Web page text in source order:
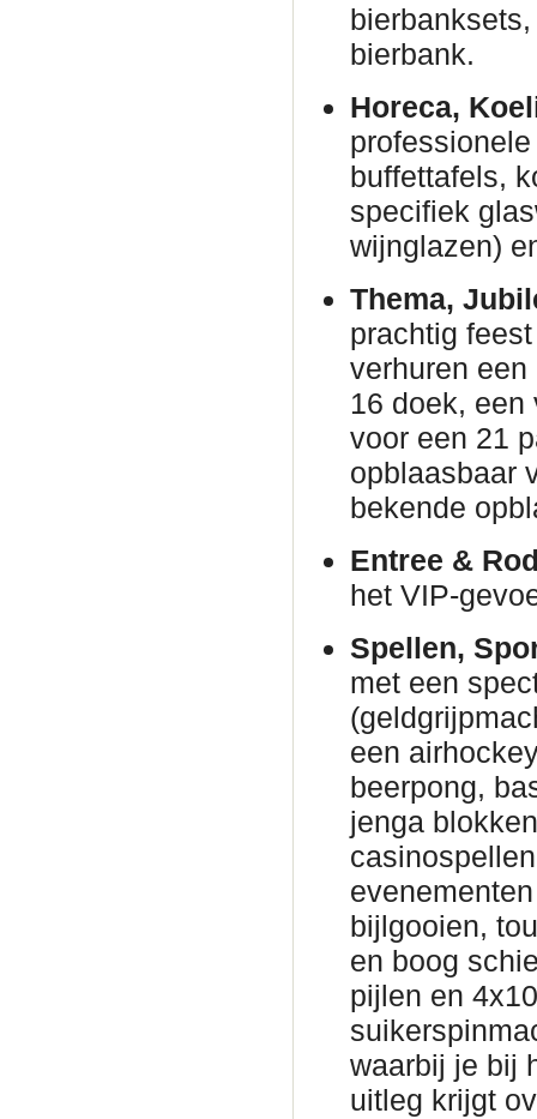
bierbank.
Horeca,
buffettafels,
specifiek
wijnglazen)
Thema,
prachtig
verhuren
16 doek, een
voor een 21
opblaasbaar
bekende
Entree &
het VIP-
Spellen,
met een
een
beerpong,
jenga
bijlgooien,
en boog
pijlen en
waarbij je bij
uitleg krijgt